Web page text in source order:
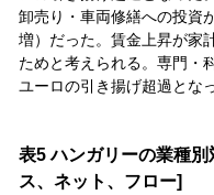
卸売り・車両修繕への投資
増）だった。賃金上昇が家
ためと考えられる。専門・
ユーロの引き揚げ超過となっ
表5 ハンガリーの業種別
ス、ネット、フロー]